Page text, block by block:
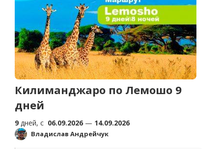
Килиманджаро по Лемошо 9
дней
9 дней, c 06.09.2026 — 14.09.2026
Владислав Андрейчук